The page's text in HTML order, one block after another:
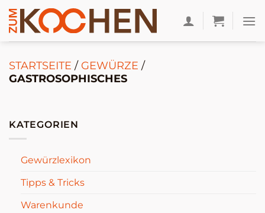
Zum
Inhalt
springen
STARTSEITE / GEWÜRZE /
GASTROSOPHISCHES
KATEGORIEN
Gewürzlexikon
Tipps & Tricks
Warenkunde